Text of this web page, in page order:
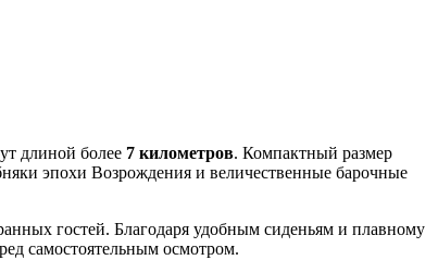
длиной более 7 километров. Компактный размер
эпохи Возрождения и величественные барочные
гостей. Благодаря удобным сиденьям и плавному
самостоятельным осмотром.